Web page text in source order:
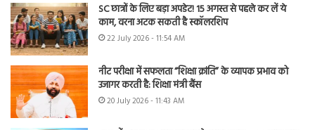
SC छात्रों के लिए बड़ा अपडेट! 15 अगस्त से पहले कर लें ये
काम, वरना अटक सकती है स्कॉलरशिप
22 July 2026 - 11:54 AM
नीट परीक्षा में सफलता “शिक्षा क्रांति” के व्यापक प्रभाव को
उजागर करती है: शिक्षा मंत्री बैंस
20 July 2026 - 11:43 AM